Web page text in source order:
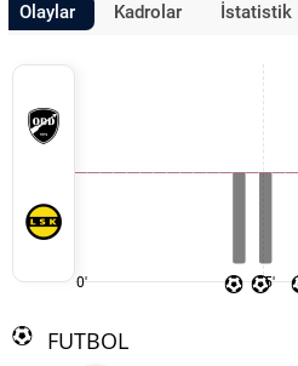
Olaylar Kadrolar İstatistik
0' 15'
FUTBOL